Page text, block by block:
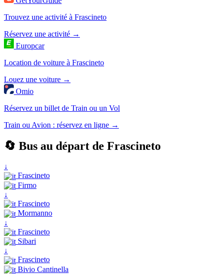
Trouvez une activité à Frascineto
Réservez une activité →
Europcar
Location de voiture à Frascineto
Louez une voiture →
Omio
Réservez un billet de Train ou un Vol
Train ou Avion : réservez en ligne →
🔄 Bus au départ de Frascineto
↓
Frascineto
Firmo
↓
Frascineto
Mormanno
↓
Frascineto
Sibari
↓
Frascineto
Bivio Cantinella